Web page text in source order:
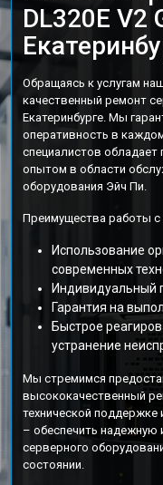
DL320E V2
Обращаясь к услугам
качественный ремонт
Екатеринбурге. Мы
оперативность в
специалистов обладает
опытом в области
оборудования Эйч Пи.
Преимущества работы с
Использование
современных
Индивидуальный
Гарантия на
Быстрое
устранение
Мы стремимся
высококачественный
технической
– обеспечить надежную
серверного
состоянии.